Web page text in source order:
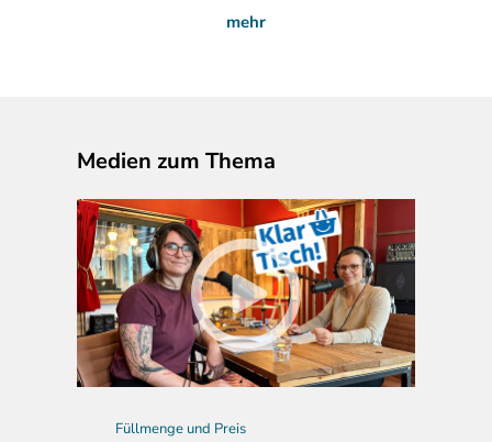
mehr
Medien zum Thema
Füllmenge und Preis